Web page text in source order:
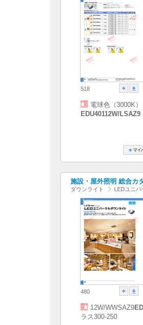
518
電球色（3000K）
EDU40112W/LSAZ9
施設・屋外照明 総合カ
ダウンライト LEDユニ
480
12W/WWSAZ9
ラス300-250